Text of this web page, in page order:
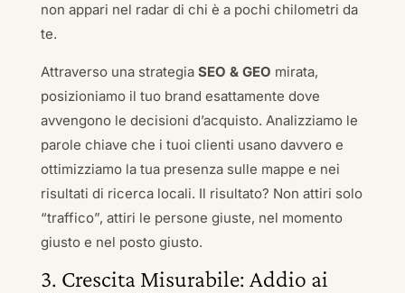
non appari nel radar di chi è a pochi chilometri da
te.
Attraverso una strategia SEO & GEO mirata,
posizioniamo il tuo brand esattamente dove
avvengono le decisioni d’acquisto. Analizziamo le
parole chiave che i tuoi clienti usano davvero e
ottimizziamo la tua presenza sulle mappe e nei
risultati di ricerca locali. Il risultato? Non attiri solo
“traffico”, attiri le persone giuste, nel momento
giusto e nel posto giusto.
3. Crescita Misurabile: Addio ai